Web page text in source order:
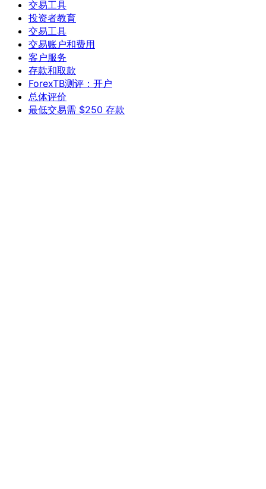
交易工具
投资者教育
交易工具
交易账户和费用
客户服务
存款和取款
ForexTB测评：开户
总体评价
最低交易需 $250 存款